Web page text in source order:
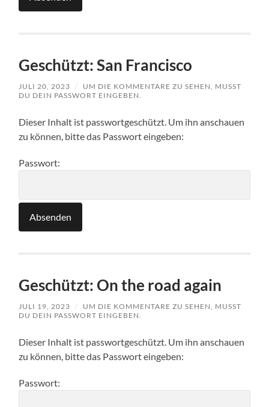
Geschützt: San Francisco
JULI 20, 2023 /
UM DIE KOMMENTARE ZU SEHEN, MUSST
DU DEIN PASSWORT EINGEBEN.
Dieser Inhalt ist passwortgeschützt. Um ihn anschauen
zu können, bitte das Passwort eingeben:
Passwort:
Geschützt: On the road again
JULI 19, 2023 /
UM DIE KOMMENTARE ZU SEHEN, MUSST
DU DEIN PASSWORT EINGEBEN.
Dieser Inhalt ist passwortgeschützt. Um ihn anschauen
zu können, bitte das Passwort eingeben:
Passwort: